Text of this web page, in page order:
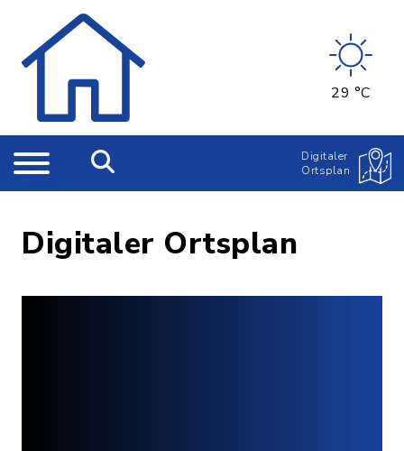
29 °C
Digitaler
Ortsplan
Digitaler Ortsplan